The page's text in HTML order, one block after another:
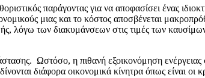
παράγοντας για να αποφασίσει ένας
μιας και το κόστος αποσβένεται
λόγω των διακυμάνσεων στις τιμές των
Ωστόσο, η πιθανή εξοικονόμηση ενέργειας
διάφορα οικονομικά κίνητρα όπως είναι οι